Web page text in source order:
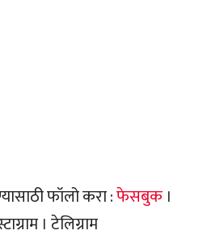
फॉलो करा :फेसबुक ।
। टेलिग्राम